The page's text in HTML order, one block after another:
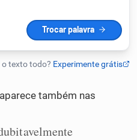
aparece também nas